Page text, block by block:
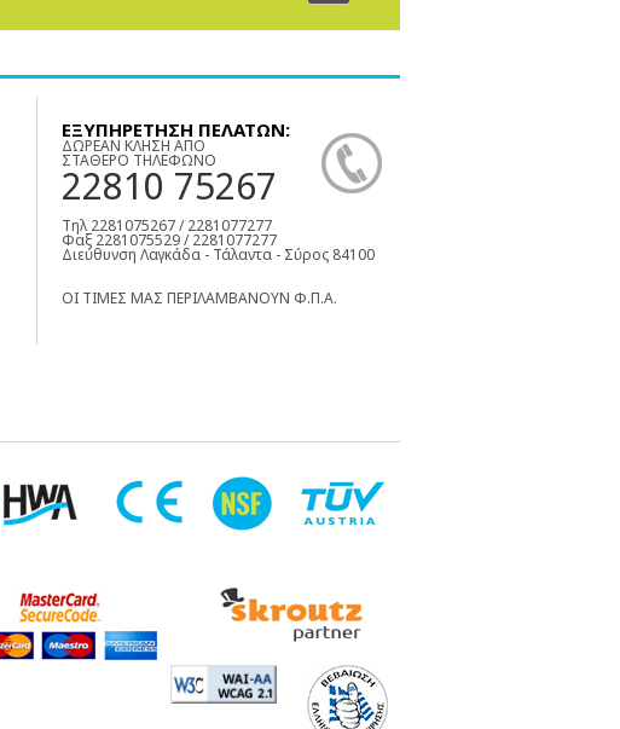
ΕΞΥΠΗΡΕΤΗΣΗ ΠΕΛΑΤΩΝ:
ΔΩΡΕΑΝ ΚΛΗΣΗ ΑΠΟ
ΣΤΑΘΕΡΟ ΤΗΛΕΦΩΝΟ
22810 75267
Τηλ 2281075267 / 2281077277
Φαξ 2281075529 / 2281077277
Διεύθυνση Λαγκάδα - Τάλαντα - Σύρος 84100
ΟΙ ΤΙΜΕΣ ΜΑΣ ΠΕΡΙΛΑΜΒΑΝΟΥΝ Φ.Π.Α.